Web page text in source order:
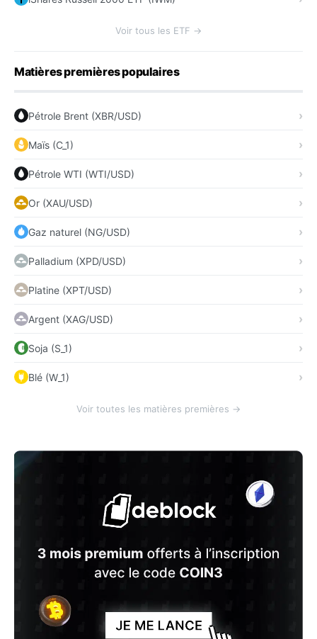
Voir tous les ETF →
Matières premières populaires
Pétrole Brent (XBR/USD)
Maïs (C_1)
Pétrole WTI (WTI/USD)
Or (XAU/USD)
Gaz naturel (NG/USD)
Palladium (XPD/USD)
Platine (XPT/USD)
Argent (XAG/USD)
Soja (S_1)
Blé (W_1)
Voir toutes les matières premières →